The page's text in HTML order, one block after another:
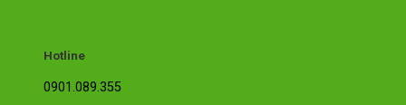
Hotline
0901.089.355